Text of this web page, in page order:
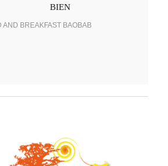
BIEN
AND BREAKFAST BAOBAB